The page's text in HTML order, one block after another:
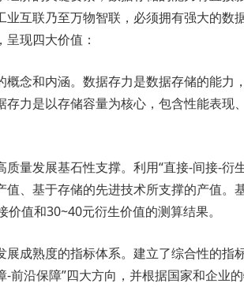
业互联乃至万物智联，必须拥有强大的数
现四大价值：
概念和内涵。数据存力是数据存储的能力
存力是以存储容量为核心，包含性能表现
质量发展基石性支撑。利用“直接-间接-衍
值、基于存储的先进技术所支撑的产值。
值和30~40元衍生价值的测算结果。
展成熟度的指标体系。建立了综合性的指
-前沿保障”四大方向，并根据国家和企业